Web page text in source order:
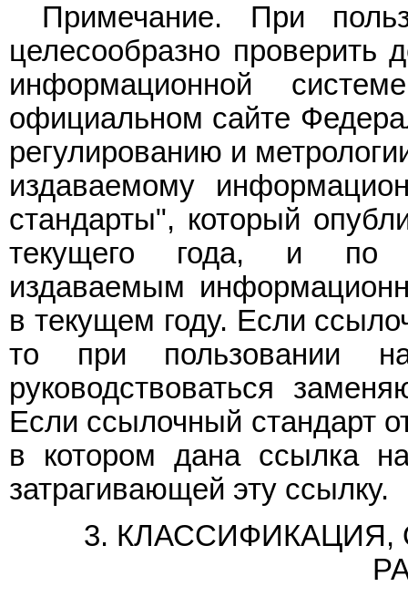
Примечание. При
целесообразно проверить
информационной
официальном сайте
регулированию и
издаваемому
стандарты", который
текущего года, и по
издаваемым
в текущем году. Если
то при пользовании
руководствоваться
Если ссылочный стандарт
в котором дана ссылка
затрагивающей эту ссылку.
3.